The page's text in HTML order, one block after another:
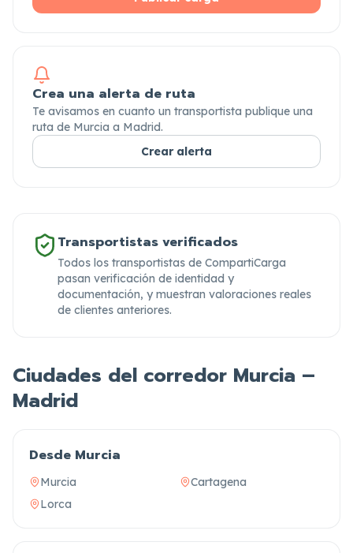
Crea una alerta de ruta
Te avisamos en cuanto un transportista publique una
ruta de Murcia a Madrid.
Crear alerta
Transportistas verificados
Todos los transportistas de CompartiCarga
pasan verificación de identidad y
documentación, y muestran valoraciones reales
de clientes anteriores.
Ciudades del corredor Murcia –
Madrid
Desde Murcia
Murcia
Cartagena
Lorca